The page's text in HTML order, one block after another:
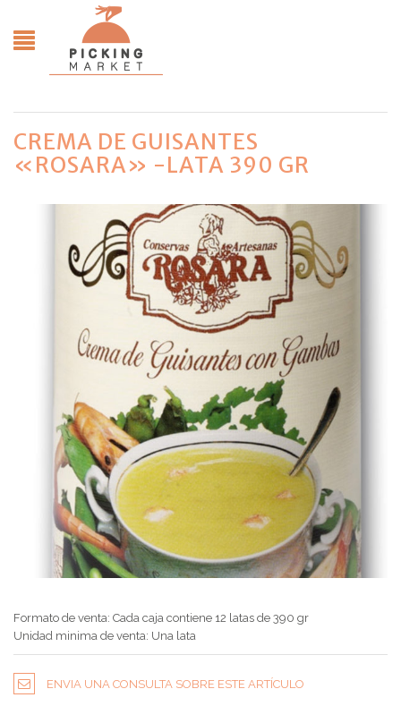
CREMA DE GUISANTES
«ROSARA» -LATA 390 GR
Formato de venta: Cada caja contiene 12 latas de 390 gr
Unidad minima de venta: Una lata
ENVIA UNA CONSULTA SOBRE ESTE ARTÍCULO